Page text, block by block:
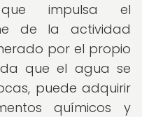
impulsa el
de la actividad
por el propio
que el agua se
puede adquirir
químicos y